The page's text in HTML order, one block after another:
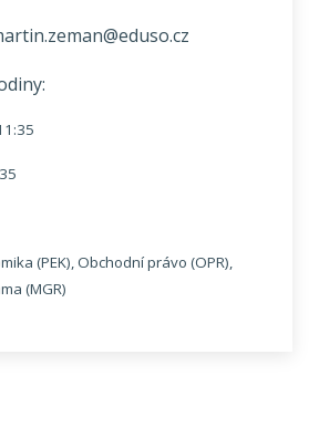
(PEK), Obchodní právo (OPR),
(MGR)